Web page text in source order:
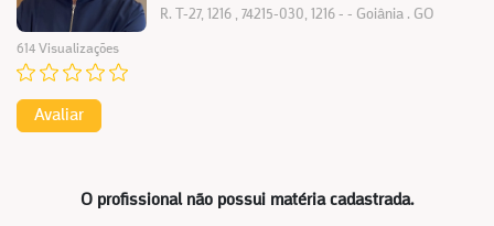
614 Visualizações
Avaliar
R. T-27, 1216 , 74215-030, 1216 - - Goiânia . GO
O profissional não possui matéria cadastrada.